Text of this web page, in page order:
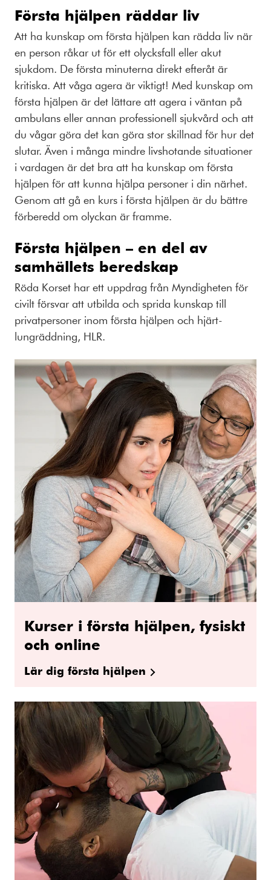
Första hjälpen räddar liv
Att ha kunskap om första hjälpen kan rädda liv när
en person råkar ut för ett olycksfall eller akut
sjukdom. De första minuterna direkt efteråt är
kritiska. Att våga agera är viktigt! Med kunskap om
första hjälpen är det lättare att agera i väntan på
ambulans eller annan professionell sjukvård och att
du vågar göra det kan göra stor skillnad för hur det
slutar. Även i många mindre livshotande situationer
i vardagen är det bra att ha kunskap om första
hjälpen för att kunna hjälpa personer i din närhet.
Genom att gå en kurs i första hjälpen är du bättre
förberedd om olyckan är framme.
Första hjälpen – en del av
samhällets beredskap
Röda Korset har ett uppdrag från Myndigheten för
civilt försvar att utbilda och sprida kunskap till
privatpersoner inom första hjälpen och hjärt-
lungräddning, HLR.
Kurser i första hjälpen, fysiskt
och online
Lär dig första hjälpen